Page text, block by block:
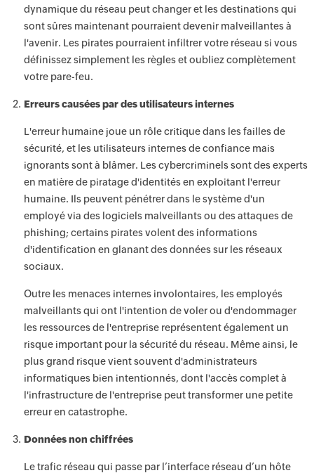
dynamique du réseau peut changer et les destinations qui
sont sûres maintenant pourraient devenir malveillantes à
l'avenir. Les pirates pourraient infiltrer votre réseau si vous
définissez simplement les règles et oubliez complètement
votre pare-feu.
Erreurs causées par des utilisateurs internes
L'erreur humaine joue un rôle critique dans les failles de
sécurité, et les utilisateurs internes de confiance mais
ignorants sont à blâmer. Les cybercriminels sont des experts
en matière de piratage d'identités en exploitant l'erreur
humaine. Ils peuvent pénétrer dans le système d'un
employé via des logiciels malveillants ou des attaques de
phishing; certains pirates volent des informations
d'identification en glanant des données sur les réseaux
sociaux.
Outre les menaces internes involontaires, les employés
malveillants qui ont l'intention de voler ou d'endommager
les ressources de l'entreprise représentent également un
risque important pour la sécurité du réseau. Même ainsi, le
plus grand risque vient souvent d'administrateurs
informatiques bien intentionnés, dont l'accès complet à
l'infrastructure de l'entreprise peut transformer une petite
erreur en catastrophe.
Données non chiffrées
Le trafic réseau qui passe par l’interface réseau d’un hôte